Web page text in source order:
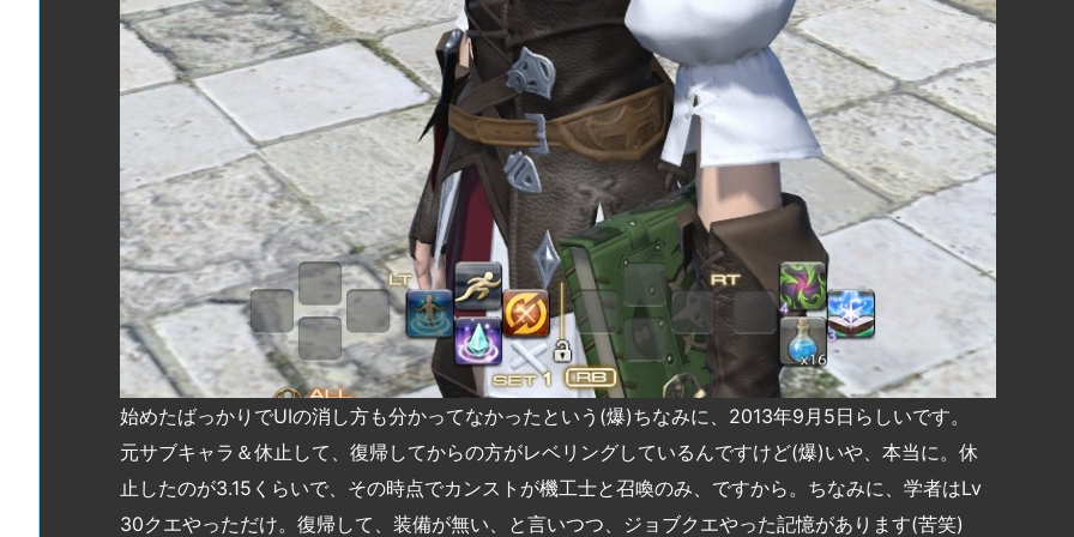
始めたばっかりでUIの消し方も分かってなかったという(爆)ちなみに、2013年9月5日らしいです。
元サブキャラ＆休止して、復帰してからの方がレベリングしているんですけど(爆)いや、本当に。休
止したのが3.15くらいで、その時点でカンストが機工士と召喚のみ、ですから。ちなみに、学者はLv
30クエやっただけ。復帰して、装備が無い、と言いつつ、ジョブクエやった記憶があります(苦笑)